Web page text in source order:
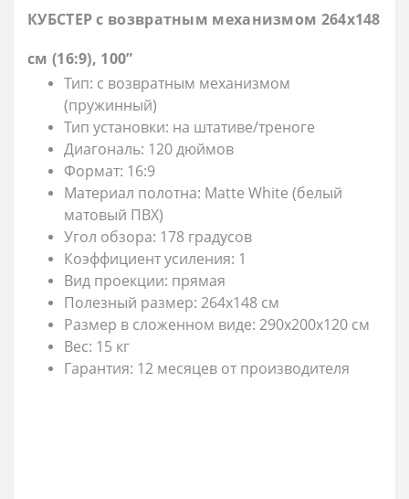
КУБСТЕР с возвратным механизмом 264х148
см (16:9), 100”
Тип: с возвратным механизмом
(пружинный)
Тип установки: на штативе/треноге
Диагональ: 120 дюймов
Формат: 16:9
Материал полотна: Matte White (белый
матовый ПВХ)
Угол обзора: 178 градусов
Коэффициент усиления: 1
Вид проекции: прямая
Полезный размер: 264х148 см
Размер в сложенном виде: 290х200х120 см
Вес: 15 кг
Гарантия: 12 месяцев от производителя